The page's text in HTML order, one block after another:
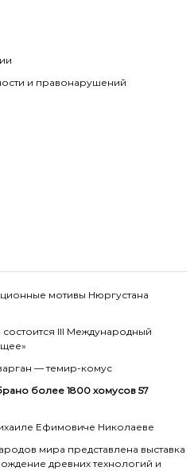
и правонарушений
мотивы Нюргустана
состоится III Международный
— темир-комус
более 1800 хомусов 57
Ефимовиче Николаеве
мира представлена выставка
древних технологий и